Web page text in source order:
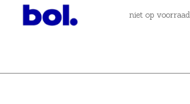
niet op voorraad